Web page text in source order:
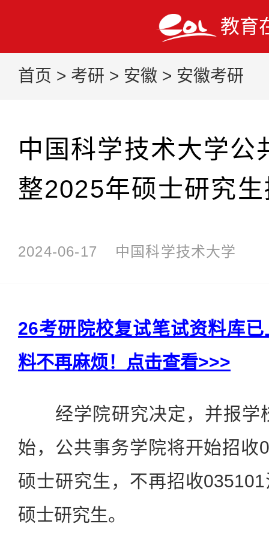
教育
首页 > 考研 > 安徽 > 安徽考研
中国科学技术大学公
整2025年硕士研究
2024-06-17 中国科学技术大学
26考研院校复试笔试资料库
料不再麻烦！点击查看>>>
经学院研究决定，并报学
始，公共事务学院将开始招收
硕士研究生，不再招收
硕士研究生。